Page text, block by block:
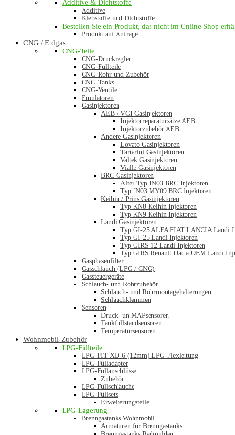
Additive & Dichtstoffe
Additive
Klebstoffe und Dichtstoffe
Bestellen Sie ein Produkt, das nicht im Online-Shop
Produkt auf Anfrage
CNG / Erdgas
CNG-Teile
CNG-Druckregler
CNG-Füllteile
CNG-Rohr und Zubehör
CNG-Tanks
CNG-Ventile
Emulatoren
Gasinjektoren
AEB / VGI Gasinjektoren
Injektorreparatursätze AEB
Injektorzubehör AEB
Andere Gasinjektoren
Lovato Gasinjektoren
Tartarini Gasinjektoren
Valtek Gasinjektoren
Vialle Gasinjektoren
BRC Gasinjektoren
Alter Typ IN03 BRC Injektoren
Typ IN03 MY09 BRC Injektoren
Keihin / Prins Gasinjektoren
Typ KN8 Keihin Injektoren
Typ KN9 Keihin Injektoren
Landi Gasinjektoren
Typ GI-25 ALFA FIAT LANCIA Landi
Typ GI-25 Landi Injektoren
Typ GIRS 12 Landi Injektoren
Typ GIRS Renault Dacia OEM Landi
Gasphasenfilter
Gasschlauch (LPG / CNG)
Gassteuergeräte
Schlauch- und Rohrzubehör
Schlauch- und Rohrmontagehalterungen
Schlauchklemmen
Sensoren
Druck- un MAPsensoren
Tankfüllstandsensoren
Temperatursensoren
Wohnmobil-Zubehör
LPG-Füllteile
LPG-FIT XD-6 (12mm) LPG-Flexleitung
LPG-Fülladapter
LPG-Füllanschlüsse
Zubehör
LPG-Füllschläuche
LPG-Füllsets
Erweiterungsteile
LPG-Lagerung
Brenngastanks Wohnmobil
Armaturen für Brenngastanks